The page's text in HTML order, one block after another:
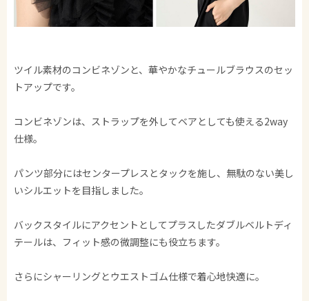
ツイル素材のコンビネゾンと、華やかなチュールブラウスのセッ
トアップです。
コンビネゾンは、ストラップを外してベアとしても使える2way
仕様。
パンツ部分にはセンタープレスとタックを施し、無駄のない美し
いシルエットを目指しました。
バックスタイルにアクセントとしてプラスしたダブルベルトディ
テールは、フィット感の微調整にも役立ちます。
さらにシャーリングとウエストゴム仕様で着心地快適に。